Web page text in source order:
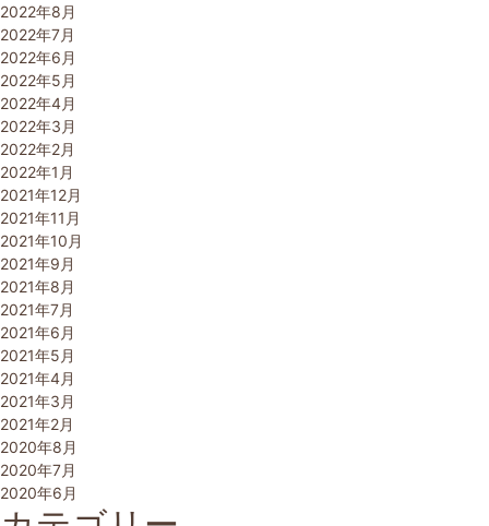
2022年8月
2022年7月
2022年6月
2022年5月
2022年4月
2022年3月
2022年2月
2022年1月
2021年12月
2021年11月
2021年10月
2021年9月
2021年8月
2021年7月
2021年6月
2021年5月
2021年4月
2021年3月
2021年2月
2020年8月
2020年7月
2020年6月